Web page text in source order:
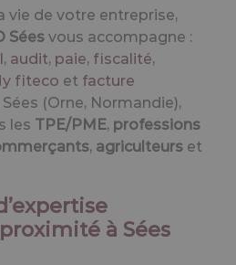
vie de votre entreprise,
Sées vous accompagne :
, audit, paie, fiscalité,
fiteco et facture
Sées (Orne, Normandie),
les TPE/PME, professions
, agriculteurs et
à Sées